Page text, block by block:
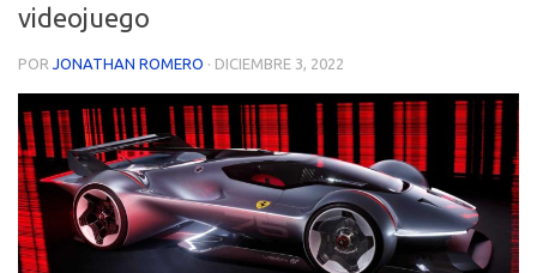
videojuego
POR JONATHAN ROMERO · DICIEMBRE 3, 2022